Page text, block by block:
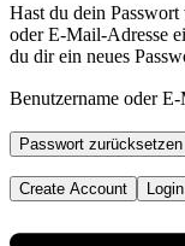
Hast du dein
oder E-Mail-Adresse
du dir ein neues
Benutzername oder
Passwort zurücksetzen
Create Account Login